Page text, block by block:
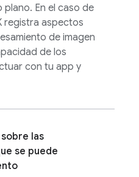
En el caso de
registra aspectos
de imagen
de los
con tu app y
las
se puede